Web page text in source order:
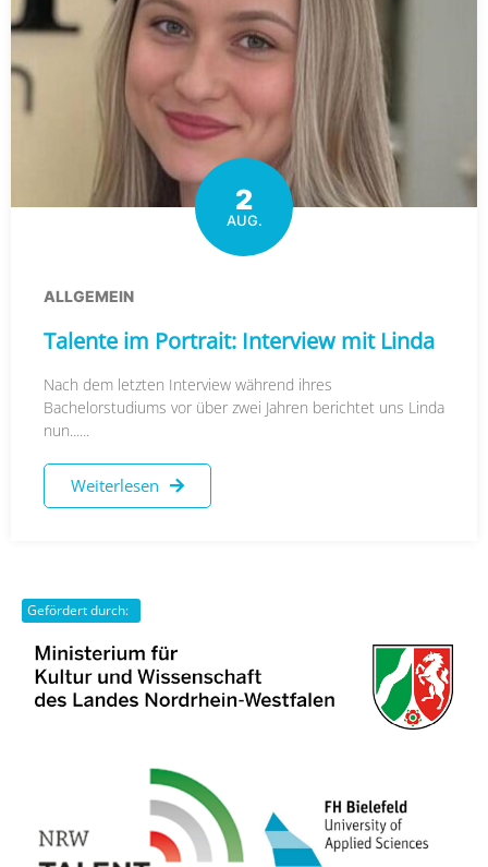
2
AUG.
ALLGEMEIN
Talente im Portrait: Interview mit Linda
Nach dem letzten Interview während ihres
Bachelorstudiums vor über zwei Jahren berichtet uns Linda
nun......
Weiterlesen
Gefördert durch: